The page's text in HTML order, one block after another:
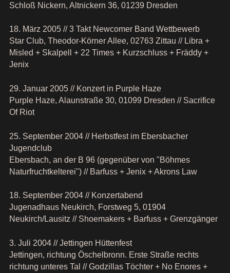
Schloß Nickern, Altnickern 36, 01239 Dresden
18. März 2005 // 3 Takt Newcomer Band Wettbewerb
Star Club, Theodor-Körner Allee, 02763 Zittau // Libra +
Misled + Skalpell + 22 Times + Kurzschluss + Fräddy +
Jenix
29. Januar 2005 // Konzert in Purple Haze
Purple Haze, Alaunstraße 30, 01099 Dresden // Sacrifice
Of Riot
25. September 2004 // Herbstfest im Ebersbacher
Jugendclub
Ebersbach, an der B 96 (gegenüber von "Böhmes
Naturfruchtkelterei") // Barfuss + Jenix + Akrons Law
18. September 2004 // Konzertabend
Jugenadhaus Neukirch, Forstweg 5, 01904
Neukirch/Lausitz // Shoemakers + Barfuss + Grenzgänger
3. Juli 2004 // Jettingen Hüttenfest
Jettingen, richtung Öschelbronn. Erste Straße rechts
richtung unteres Tal // Godzillas Töchter + No Enores +